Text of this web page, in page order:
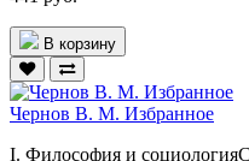
В корзину
Чернов В. М. Избранное
I. Философия и